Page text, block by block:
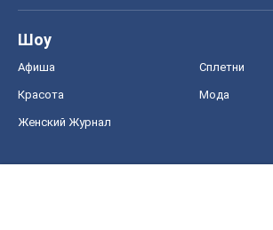
Шоу
Афиша Сплетни
Красота Мода
Женский Журнал